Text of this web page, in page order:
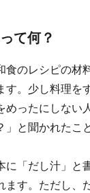
て何？
食のレシピの材
す。少し料理を
めったにしない
」と聞かれたこ
に「だし汁」と
ます。ただし、